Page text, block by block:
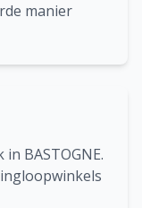
manier
BASTOGNE.